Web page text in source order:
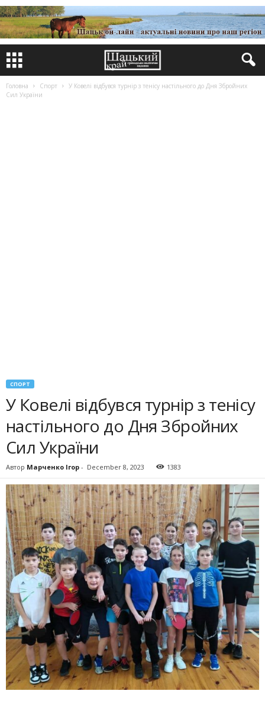
Головна Спорт
У Ковелі відбувся турнір з тенісу настільного до Дня Збройних
Сил України
СПОРТ
У Ковелі відбувся турнір з тенісу
настільного до Дня Збройних
Сил України
Автор Марченко Ігор - December 8, 2023 1383